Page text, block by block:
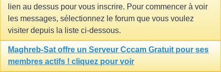
lien au dessus pour vous inscrire. Pour commencer à voir
les messages, sélectionnez le forum que vous voulez
visiter depuis la liste ci-dessous.
Maghreb-Sat offre un Serveur Cccam Gratuit pour ses
membres actifs ! cliquez pour voir